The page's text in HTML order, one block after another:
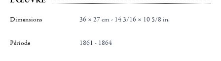
Dimensions 36 × 27 cm - 14 3/16 × 10 5/8 in.
Période 1861 - 1864